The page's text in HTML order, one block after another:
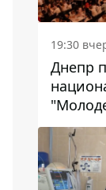
19:30
Днепр